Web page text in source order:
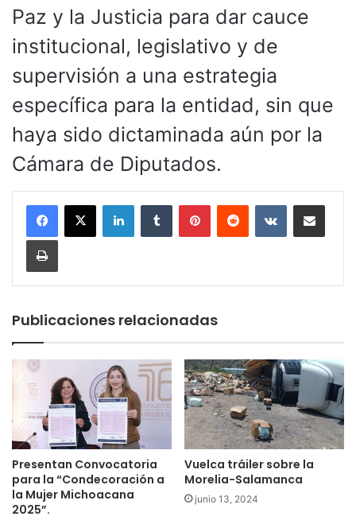
Paz y la Justicia para dar cauce
institucional, legislativo y de
supervisión a una estrategia
específica para la entidad, sin que
haya sido dictaminada aún por la
Cámara de Diputados.
LinkedInTumblr PinterestReddit VKontakteCompartir por
Imprimir
Publicaciones relacionadas
Presentan Convocatoria
para la “Condecoración a
la Mujer Michoacana
2025”.
Vuelca tráiler sobre la
Morelia-Salamanca
junio 13, 2024